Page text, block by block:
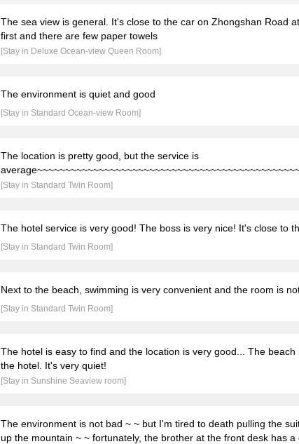
The sea view is general. It's close to the car on Zhongshan Road
first and there are few paper towels
[Stay in Deluxe Ocean-view Queen Room]
The environment is quiet and good
[Stay in Standard Ocean-view Room]
The location is pretty good, but the service is
[Stay in Standard Twin Room]
The hotel service is very good! The boss is very nice! It's close to
[Stay in Standard Twin Room]
Next to the beach, swimming is very convenient and the room is
[Stay in Standard Twin Room]
The hotel is easy to find and the location is very good... The
the hotel. It's very quiet!
[Stay in Sunshine Seaview room]
The environment is not bad ~ ~ but I'm tired to death pulling the
up the mountain ~ ~ fortunately, the brother at the front desk has